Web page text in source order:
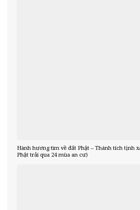
Hành hương tìm về đất Phật – Thánh tích tịnh
Phật trải qua 24 mùa an cư)